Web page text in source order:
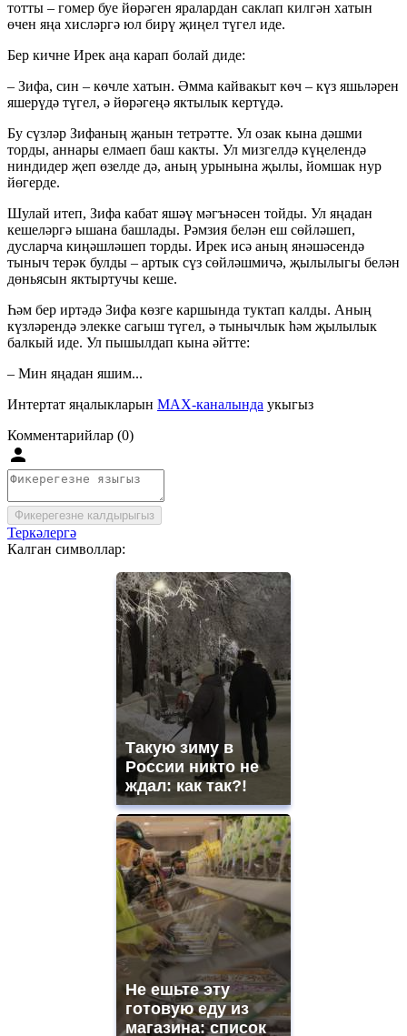
тотты – гомер буе йөрәген яралардан саклап килгән хатын
өчен яңа хисләргә юл бирү җиңел түгел иде.
Бер кичне Ирек аңа карап болай диде:
– Зифа, син – көчле хатын. Әмма кайвакыт көч – күз яшьләрен
яшерүдә түгел, ә йөрәгеңә яктылык кертүдә.
Бу сүзләр Зифаның җанын тетрәтте. Ул озак кына дәшми
торды, аннары елмаеп баш какты. Ул мизгелдә күңелендә
ниндидер җеп өзелде дә, аның урынына җылы, йомшак нур
йөгерде.
Шулай итеп, Зифа кабат яшәү мәгънәсен тойды. Ул яңадан
кешеләргә ышана башлады. Рәмзия белән еш сөйләшеп,
дусларча киңәшләшеп торды. Ирек исә аның янәшәсендә
тыныч терәк булды – артык сүз сөйләшмичә, җылылыгы белән
дөньясын яктыртучы кеше.
Һәм бер иртәдә Зифа көзге каршында туктап калды. Аның
күзләрендә элекке сагыш түгел, ә тынычлык һәм җылылык
балкый иде. Ул пышылдап кына әйтте:
– Мин яңадан яшим...
Интертат яңалыкларын MAX-каналында укыгыз
Комментарийлар (0)
Фикерегезне калдырыгыз
Теркәлергә
Калган символлар:
Такую зиму в
России никто не
ждал: как так?!
Не ешьте эту
готовую еду из
магазина: список